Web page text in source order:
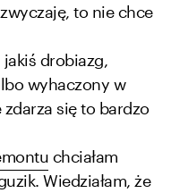
to nie chce
drobiazg,
wyhaczony w
się to bardzo
chciałam
Wiedziałam, że